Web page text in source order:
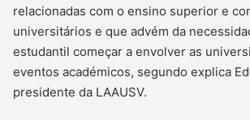
relacionadas com o ensino superior e
universitários e que advém da
estudantil começar a envolver as
eventos académicos, segundo explica
presidente da LAAUSV.